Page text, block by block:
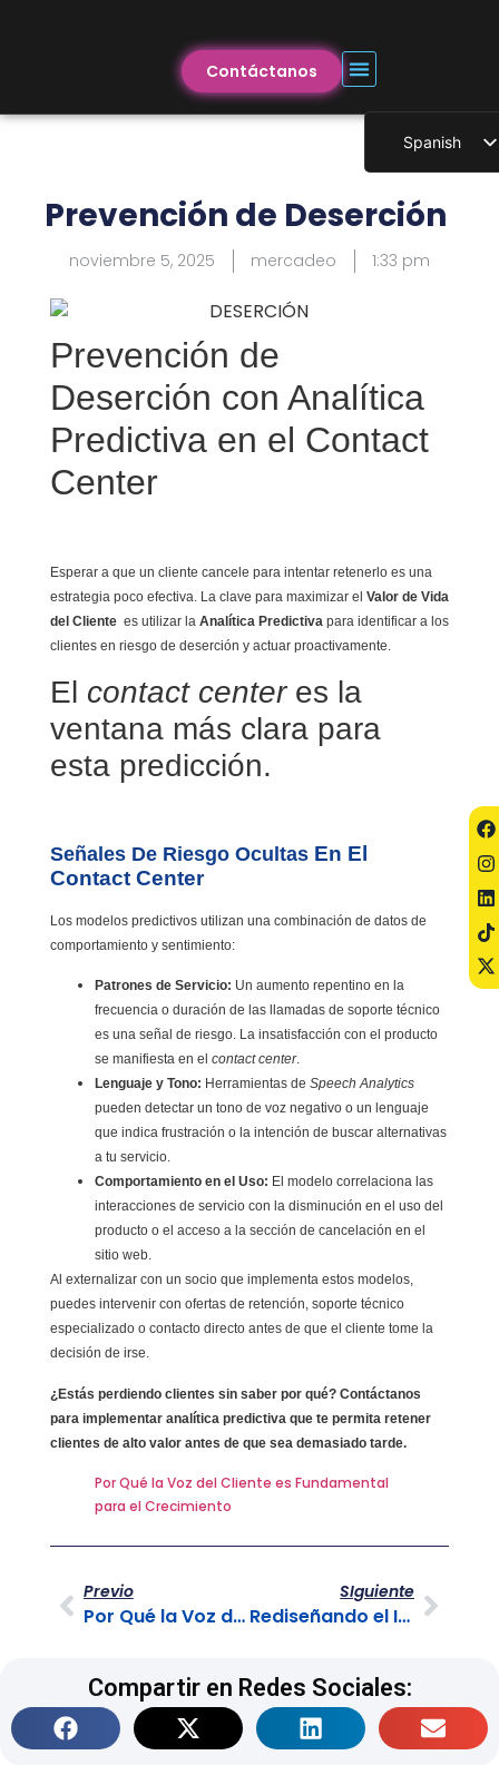
Contáctanos
Spanish
English
Prevención de Deserción
noviembre 5, 2025 mercadeo 1:33 pm
Prevención de
Deserción con Analítica
Predictiva en el Contact
Center
Esperar a que un cliente cancele para intentar retenerlo es una
estrategia poco efectiva. La clave para maximizar el Valor de Vida
del Cliente es utilizar la Analítica Predictivapara identificar a los
clientes en riesgo de deserción y actuar proactivamente.
El contact centeres la
ventana más clara para
esta predicción.
Señales De Riesgo Ocultas En El
Contact Center
Los modelos predictivos utilizan una combinación de datos de
comportamiento y sentimiento:
Patrones de Servicio: Un aumento repentino en la
frecuencia o duración de las llamadas de soporte técnico
es una señal de riesgo. La insatisfacción con el producto
se manifiesta en el contact center.
Lenguaje y Tono: Herramientas de Speech Analytics
pueden detectar un tono de voz negativo o un lenguaje
que indica frustración o la intención de buscar alternativas
a tu servicio.
Comportamiento en el Uso: El modelo correlaciona las
interacciones de servicio con la disminución en el uso del
producto o el acceso a la sección de cancelación en el
sitio web.
Al externalizar con un socio que implementa estos modelos,
puedes intervenir con ofertas de retención, soporte técnico
especializado o contacto directo antes de que el cliente tome la
decisión de irse.
¿Estás perdiendo clientes sin saber por qué? Contáctanos
para implementar analítica predictiva que te permita retener
clientes de alto valor antes de que sea demasiado tarde.
Por Qué la Voz del Cliente es Fundamental
para el Crecimiento
Previo
Por Qué la Voz del Cliente es Fundamental para el Crecimiento
SIguiente
Rediseñando el IVR con IA Conversacional
Compartir en Redes Sociales: